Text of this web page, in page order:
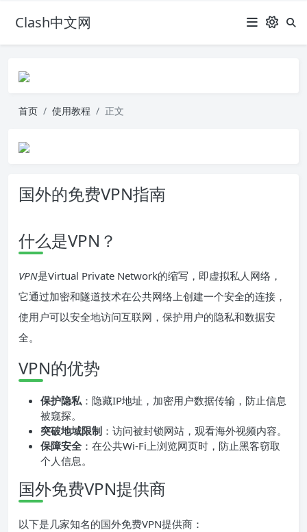
Clash中文网
首页 使用教程 正文
国外的免费VPN指南
什么是VPN？
VPN是Virtual Private Network的缩写，即虚拟私人网络，
它通过加密和隧道技术在公共网络上创建一个安全的连接，
使用户可以安全地访问互联网，保护用户的隐私和数据安
全。
VPN的优势
保护隐私：隐藏IP地址，加密用户数据传输，防止信息
被窥探。
突破地域限制 ：访问被封锁网站，观看海外视频内容。
保障安全 ：在公共Wi-Fi上浏览网页时，防止黑客窃取
个人信息。
国外免费VPN提供商
以下是几家知名的国外免费VPN提供商：